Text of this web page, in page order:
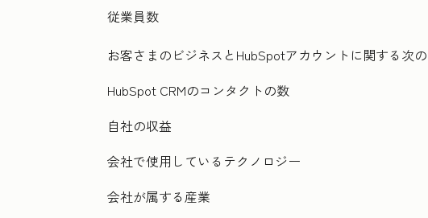
従業員数
お客さまのビジネスとHubSpotアカウントに関する次
HubSpot CRMのコンタクトの数
自社の収益
会社で使用しているテクノロジー
会社が属する産業